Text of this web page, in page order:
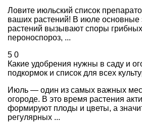
Ловите июльский список
ваших растений! В июле основные
растений вызывают споры
пероноспороз, ...
5 0
Какие удобрения нужны в саду и
подкормок и список для всех
Июль — один из самых важных
огороде. В это время растения
формируют плоды и цветы, а
регулярных ...